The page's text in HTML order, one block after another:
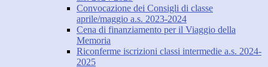
Convocazione dei Consigli di classe
aprile/maggio a.s. 2023-2024
Cena di finanziamento per il Viaggio della
Memoria
Riconferme iscrizioni classi intermedie a.s. 2024-
2025